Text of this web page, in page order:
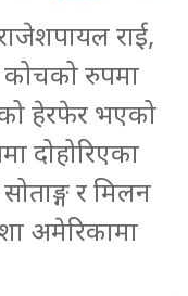
राई,
कोचको रुपमा
हेरफेर भएको
दोहोरिएका
र मिलन
अमेरिकामा